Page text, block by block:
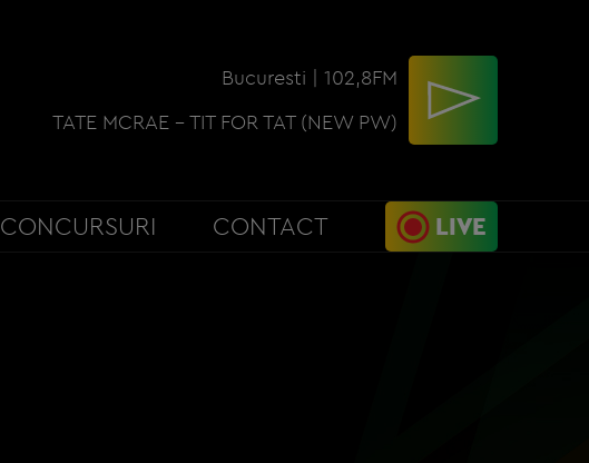
Bucuresti | 102,8FM
TATE MCRAE - TIT FOR TAT (NEW PW)
CONCURSURI CONTACT LIVE